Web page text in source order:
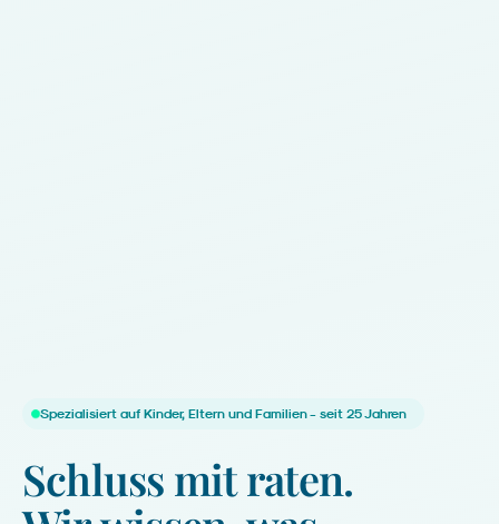
Spezialisiert auf Kinder, Eltern und Familien - seit 25 Jahren
Schlussmitraten.